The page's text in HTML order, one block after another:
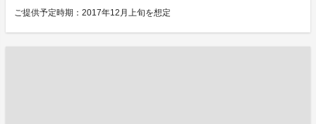
ご提供予定時期：2017年12月上旬を想定